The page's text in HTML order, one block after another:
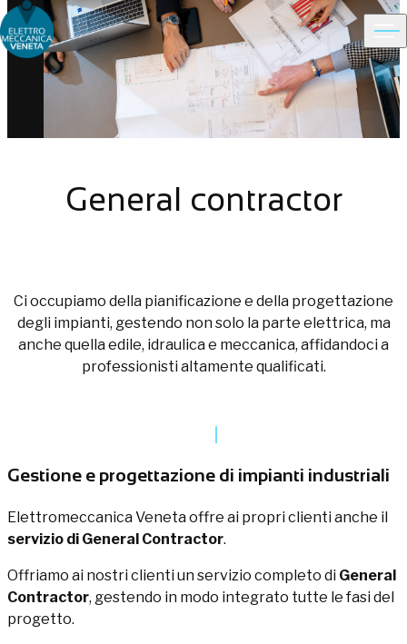
Choose people Inspire solutions
General contractor
Ci occupiamo della pianificazione e della progettazione
degli impianti, gestendo non solo la parte elettrica, ma
anche quella edile, idraulica e meccanica, affidandoci a
professionisti altamente qualificati.
Gestione e progettazione di impianti industriali
Elettromeccanica Veneta offre ai propri clienti anche il
servizio di General Contractor.
Offriamo ai nostri clienti un servizio completo di General
Contractor, gestendo in modo integrato tutte le fasi del
progetto.